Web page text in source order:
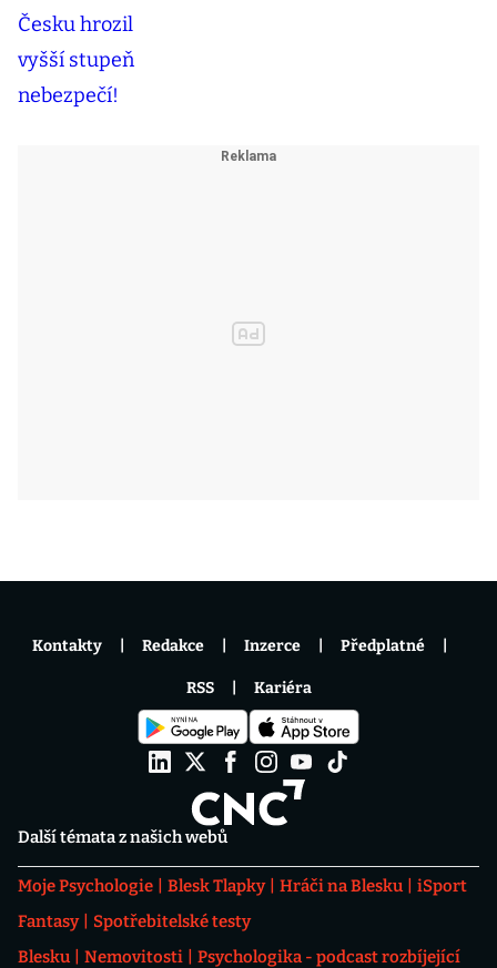
Další témata z našich webů
Moje Psychologie Blesk Tlapky Hráči na Blesku
iSport
Fantasy
Spotřebitelské testy
Blesku
Nemovitosti
Psychologika - podcast rozbíjející
Kontakty Redakce Inzerce Předplatné
RSS Kariéra